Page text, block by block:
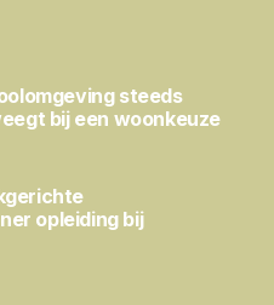
steeds
bij een woonkeuze
opleiding bij